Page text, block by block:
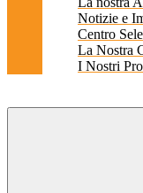
Notizie e
Centro
La Nostra
I Nostri